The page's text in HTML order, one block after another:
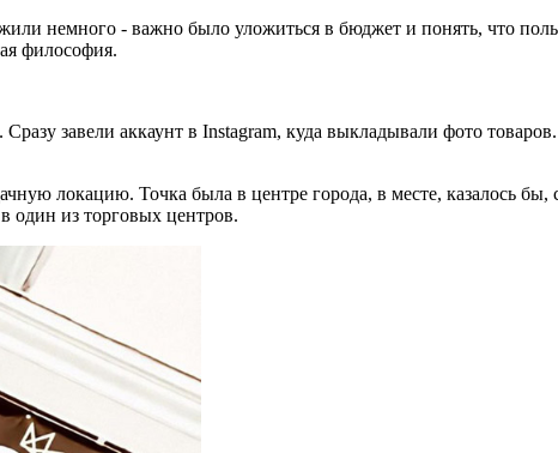
немного - важно было уложиться в бюджет и понять, что
философия.
завели аккаунт в Instagram, куда выкладывали фото
локацию. Точка была в центре города, в месте, казалось
один из торговых центров.